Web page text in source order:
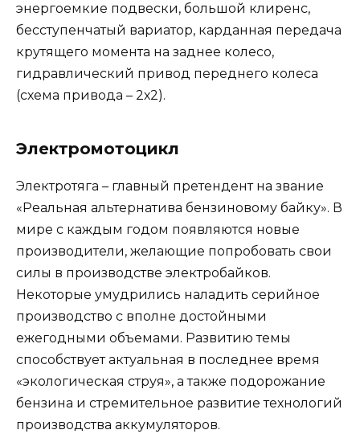
энергоемкие подвески, большой клиренс,
бесступенчатый вариатор, карданная передача
крутящего момента на заднее колесо,
гидравлический привод переднего колеса
(схема привода – 2х2).
Электромотоцикл
Электротяга – главный претендент на звание
«Реальная альтернатива бензиновому байку». В
мире с каждым годом появляются новые
производители, желающие попробовать свои
силы в производстве электробайков.
Некоторые умудрились наладить серийное
производство с вполне достойными
ежегодными объемами. Развитию темы
способствует актуальная в последнее время
«экологическая струя», а также подорожание
бензина и стремительное развитие технологий
производства аккумуляторов.